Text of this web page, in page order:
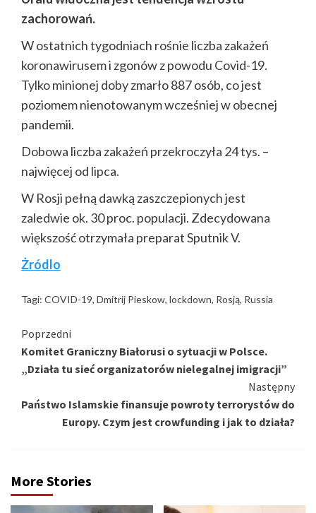
zachorowań.
W ostatnich tygodniach rośnie liczba zakażeń
koronawirusem i zgonów z powodu Covid-19.
Tylko minionej doby zmarło 887 osób, co jest
poziomem nienotowanym wcześniej w obecnej
pandemii.
Dobowa liczba zakażeń przekroczyła 24 tys. –
najwięcej od lipca.
W Rosji pełną dawką zaszczepionych jest
zaledwie ok. 30 proc. populacji. Zdecydowana
większość otrzymała preparat Sputnik V.
Żródlo
Tagi: COVID-19, Dmitrij Pieskow, lockdown, Rosją, Russia
Kontynuuj
czytanie
Poprzedni
Komitet Graniczny Białorusi o sytuacji w Polsce.
„Działa tu sieć organizatorów nielegalnej imigracji”
Następny
Państwo Islamskie finansuje powroty terrorystów do
Europy. Czym jest crowfunding i jak to działa?
More Stories